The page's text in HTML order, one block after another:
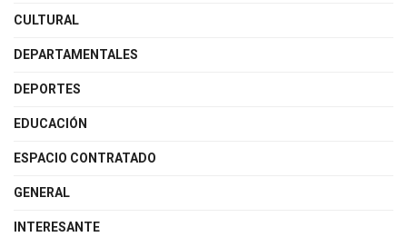
CULTURAL
DEPARTAMENTALES
DEPORTES
EDUCACIÓN
ESPACIO CONTRATADO
GENERAL
INTERESANTE